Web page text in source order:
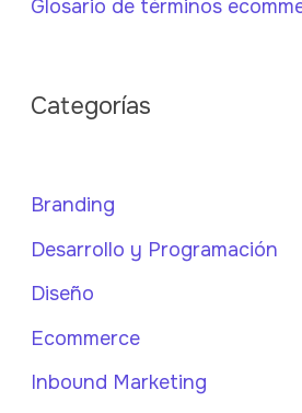
Glosario de términos
Categorías
Branding
Desarrollo y Programación
Diseño
Ecommerce
Inbound Marketing